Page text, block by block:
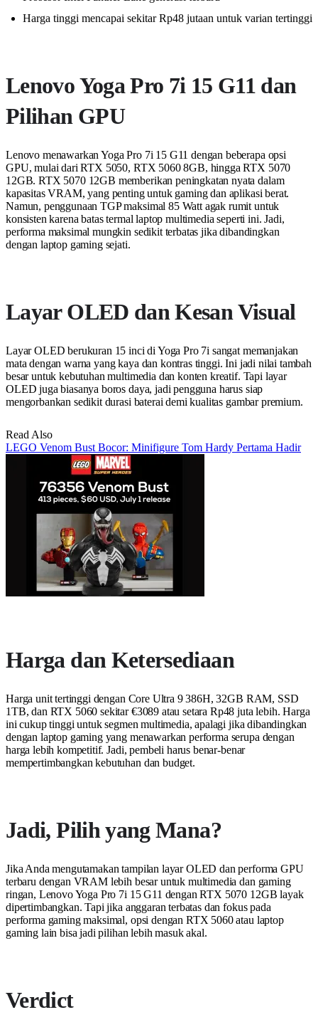
Harga tinggi mencapai sekitar Rp48 jutaan untuk varian tertinggi
Lenovo Yoga Pro 7i 15 G11 dan
Pilihan GPU
Lenovo menawarkan Yoga Pro 7i 15 G11 dengan beberapa opsi
GPU, mulai dari RTX 5050, RTX 5060 8GB, hingga RTX 5070
12GB. RTX 5070 12GB memberikan peningkatan nyata dalam
kapasitas VRAM, yang penting untuk gaming dan aplikasi berat.
Namun, penggunaan TGP maksimal 85 Watt agak rumit untuk
konsisten karena batas termal laptop multimedia seperti ini. Jadi,
performa maksimal mungkin sedikit terbatas jika dibandingkan
dengan laptop gaming sejati.
Layar OLED dan Kesan Visual
Layar OLED berukuran 15 inci di Yoga Pro 7i sangat memanjakan
mata dengan warna yang kaya dan kontras tinggi. Ini jadi nilai tambah
besar untuk kebutuhan multimedia dan konten kreatif. Tapi layar
OLED juga biasanya boros daya, jadi pengguna harus siap
mengorbankan sedikit durasi baterai demi kualitas gambar premium.
Read Also
LEGO Venom Bust Bocor: Minifigure Tom Hardy Pertama Hadir
Harga dan Ketersediaan
Harga unit tertinggi dengan Core Ultra 9 386H, 32GB RAM, SSD
1TB, dan RTX 5060 sekitar €3089 atau setara Rp48 juta lebih. Harga
ini cukup tinggi untuk segmen multimedia, apalagi jika dibandingkan
dengan laptop gaming yang menawarkan performa serupa dengan
harga lebih kompetitif. Jadi, pembeli harus benar-benar
mempertimbangkan kebutuhan dan budget.
Jadi, Pilih yang Mana?
Jika Anda mengutamakan tampilan layar OLED dan performa GPU
terbaru dengan VRAM lebih besar untuk multimedia dan gaming
ringan, Lenovo Yoga Pro 7i 15 G11 dengan RTX 5070 12GB layak
dipertimbangkan. Tapi jika anggaran terbatas dan fokus pada
performa gaming maksimal, opsi dengan RTX 5060 atau laptop
gaming lain bisa jadi pilihan lebih masuk akal.
Verdict